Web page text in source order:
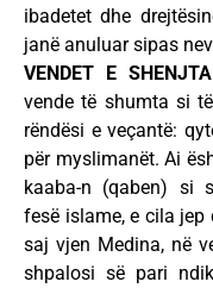
ibadetet dhe
janë anuluar sipas
VENDET E
vende të shumta si
rëndësi e veçantë:
për myslimanët. Ai
kaaba-n (qaben) si
fesë islame, e cila
saj vjen Medina, në
shpalosi së pari